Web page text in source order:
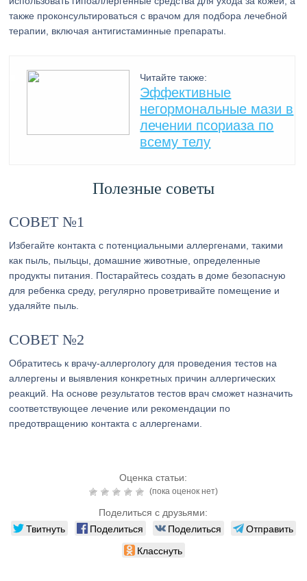
также проконсультироваться с врачом для подбора лечебной
терапии, включая антигистаминные препараты.
Читайте также:
Эффективные
негормональные мази в
лечении псориаза по
всему телу
Полезные советы
СОВЕТ №1
Избегайте контакта с потенциальными аллергенами, такими
как пыль, пыльцы, домашние животные, определенные
продукты питания. Постарайтесь создать в доме безопасную
для ребенка среду, регулярно проветривайте помещение и
удаляйте пыль.
СОВЕТ №2
Обратитесь к врачу-аллергологу для проведения тестов на
аллергены и выявления конкретных причин аллергических
реакций. На основе результатов тестов врач сможет назначить
соответствующее лечение или рекомендации по
предотвращению контакта с аллергенами.
Оценка статьи:
(пока оценок нет)
Поделиться с друзьями:
Твитнуть Поделиться Поделиться
Отправить
Класснуть